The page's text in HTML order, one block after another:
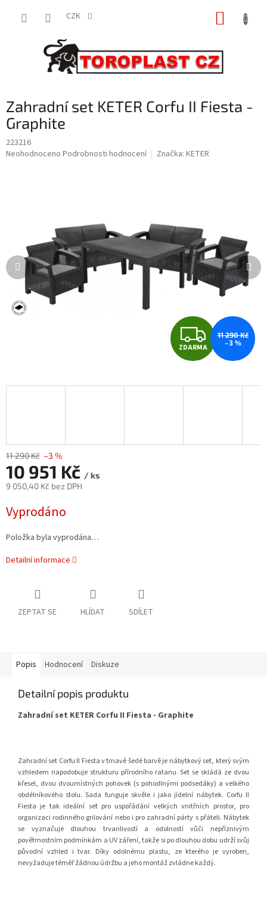
CZK
Zahradní set KETER Corfu II Fiesta -
Graphite
223216
Průměrné
Neohodnoceno Podrobnosti hodnocení Značka: KETER
Z
D
A
ZDARMA
11 290 Kč
–3 %
11 290 Kč –3 %
10 951 Kč / ks
9 050,40 Kč bez DPH
cena:
Vyprodáno
Položka byla vyprodána…
Detailní informace
ZEPTAT SE HLÍDAT SDÍLET
Popis Hodnocení Diskuze
Detailní popis produktu
Zahradní set KETER Corfu II Fiesta - Graphite
Zahradní set Corfu II Fiesta v tmavě šedé barvě je nábytkový set, který svým
vzhledem napodobuje strukturu přírodního ratanu. Set se skládá ze dvou
křesel, dvou dvoumístných pohovek (s pohodlnými podsedáky) a velkého
obdélníkového stolu. Sada funguje skvěle i jako jídelní nábytek. Corfu II
Fiesta je tak ideální set pro uspořádání velkých vnitřních prostor, pro
organizaci rodinného grilování nebo i pro zahradní párty s přáteli. Nábytek
se vyznačuje dlouhou trvanlivostí a odolností vůči nepříznivým
povětrnostním podmínkám a UV záření, takže si po dlouhou dobu udrží svůj
původní vzhled i tvar. Díky odolnému plastu, ze kterého je vyroben,
nevyžaduje téměř žádnou údržbu a jeho montáž zvládne každý.